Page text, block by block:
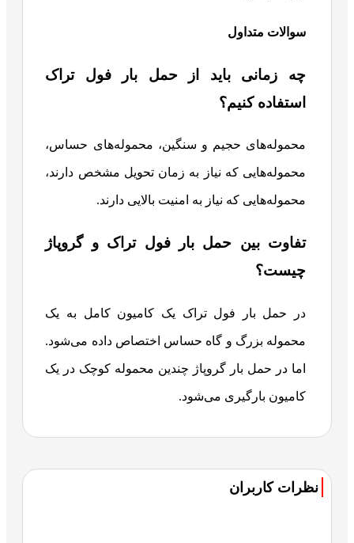
سوالات متداول
چه زمانی باید از حمل بار فول تراک
استفاده کنیم؟
محموله‌های حجیم و سنگین، محموله‌های حساس،
محموله‌هایی که نیاز به زمان تحویل مشخص دارند،
محموله‌هایی که نیاز به امنیت بالایی دارند.
تفاوت بین حمل بار فول تراک و گروپاژ
چیست؟
در حمل بار فول تراک یک کامیون کامل به یک
محموله بزرگ و گاه حساس اختصاص داده می‌شود.
اما در حمل بار گروپاژ چندین محموله کوچک در یک
کامیون بارگیری می‌شود.
نظرات کاربران